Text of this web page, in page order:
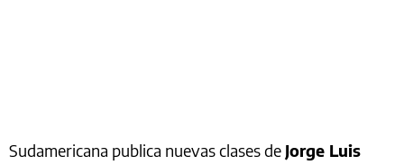
Sudamericana publica nuevas clases de Jorge Luis